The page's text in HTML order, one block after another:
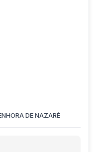
DE NAZARÉ